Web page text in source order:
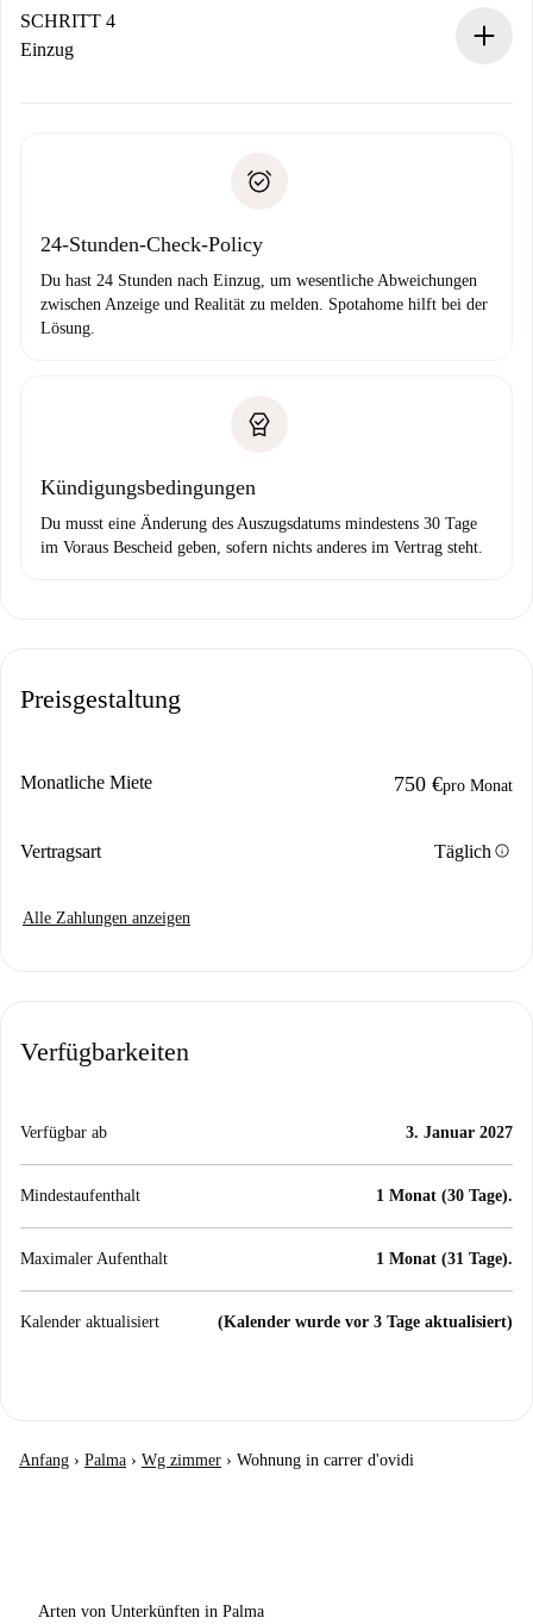
stellen den Kontakt her.
Wenn der Vermieter ablehnen muss, entstehen keine
SCHRITT 4
Einzug
24-Stunden-Check-Policy
Du hast 24 Stunden nach Einzug, um wesentliche Abweichungen
zwischen Anzeige und Realität zu melden. Spotahome hilft bei der
Lösung.
Kündigungsbedingungen
Du musst eine Änderung des Auszugsdatums mindestens 30 Tage
im Voraus Bescheid geben, sofern nichts anderes im Vertrag steht.
Preisgestaltung
Monatliche Miete 750 €pro Monat
Vertragsart Täglich info
Alle Zahlungen anzeigen
Verfügbarkeiten
Verfügbar ab 3. Januar 2027
Mindestaufenthalt 1 Monat (30 Tage).
Maximaler Aufenthalt 1 Monat (31 Tage).
Kalender aktualisiert (Kalender wurde vor 3 Tage aktualisiert)
Anfang › Palma › Wg zimmer › Wohnung in carrer d'ovidi
Arten von Unterkünften in Palma